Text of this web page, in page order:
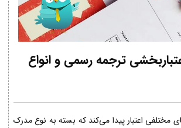
ترجمه رسمی و انواع
مختلفی اعتبار پیدا می‌کند که بسته به نوع مدرک